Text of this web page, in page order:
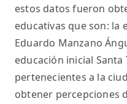
estos datos fueron
educativas que son: la
Eduardo Manzano
educación inicial Santa
pertenecientes a la
obtener percepciones